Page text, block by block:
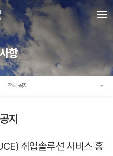
항
전체공지
지
취업솔루션 서비스 홍